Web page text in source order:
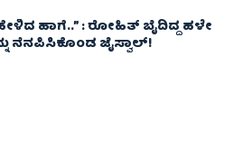
ಹಾಗೆ..” : ರೋಹಿತ್ ಬೈದಿದ್ದ ಹಳೇ
ನೆನಪಿಸಿಕೊಂಡ ಜೈಸ್ವಾಲ್!